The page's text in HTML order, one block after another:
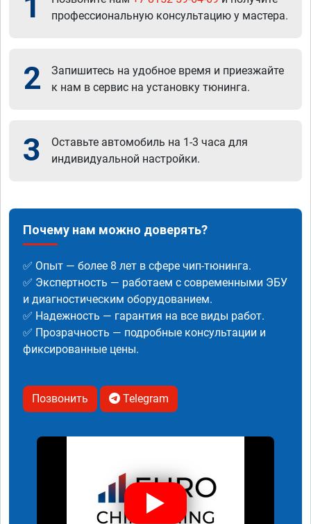
профессиональную консультацию у мастера.
2
Запишитесь на удобное время и приезжайте
к нам в сервис на установку тюнинга.
3
Оставьте автомобиль на 1-3 часа для
индивидуальной настройки.
Почему нам можно доверять?
✅ Опыт — более 8 лет в сфере чип-тюнинга.
✅ Экспертность — работаем с современными ЭБУ
и диагностическим оборудованием.
✅ Надежность — гарантия на все виды работ.
✅ Прозрачность — подробные консультации и
фиксированные цены.
Позвонить Telegram